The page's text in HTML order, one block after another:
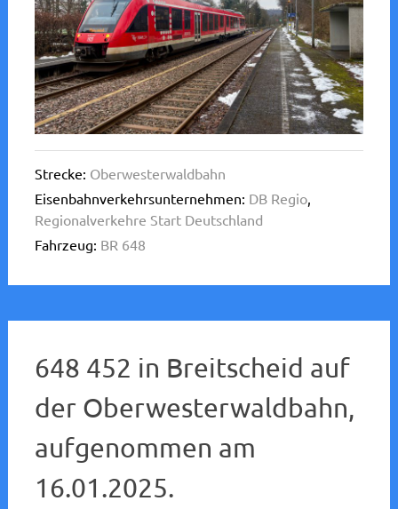
Strecke: Oberwesterwaldbahn
Eisenbahnverkehrsunternehmen: DB Regio,
Regionalverkehre Start Deutschland
Fahrzeug: BR 648
648 452 in Breitscheid auf
der Oberwesterwaldbahn,
aufgenommen am
16.01.2025.